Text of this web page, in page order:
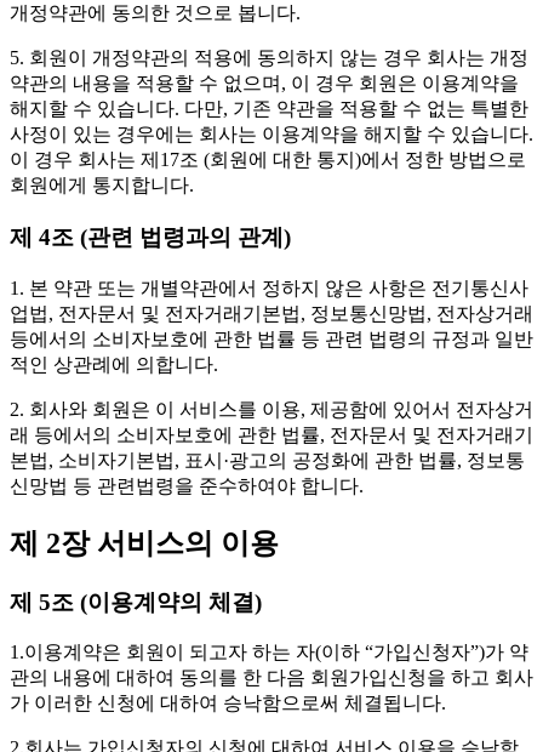
개정약관에 동의한 것으로 봅니다.
5. 회원이 개정약관의 적용에 동의하지 않는 경우 회사는 개정
약관의 내용을 적용할 수 없으며, 이 경우 회원은 이용계약을
해지할 수 있습니다. 다만, 기존 약관을 적용할 수 없는 특별한
사정이 있는 경우에는 회사는 이용계약을 해지할 수 있습니다.
이 경우 회사는 제17조 (회원에 대한 통지)에서 정한 방법으로
회원에게 통지합니다.
제 4조 (관련 법령과의 관계)
1. 본 약관 또는 개별약관에서 정하지 않은 사항은 전기통신사
업법, 전자문서 및 전자거래기본법, 정보통신망법, 전자상거래
등에서의 소비자보호에 관한 법률 등 관련 법령의 규정과 일반
적인 상관례에 의합니다.
2. 회사와 회원은 이 서비스를 이용, 제공함에 있어서 전자상거
래 등에서의 소비자보호에 관한 법률, 전자문서 및 전자거래기
본법, 소비자기본법, 표시·광고의 공정화에 관한 법률, 정보통
신망법 등 관련법령을 준수하여야 합니다.
제 2장 서비스의 이용
제 5조 (이용계약의 체결)
1.이용계약은 회원이 되고자 하는 자(이하 “가입신청자”)가 약
관의 내용에 대하여 동의를 한 다음 회원가입신청을 하고 회사
가 이러한 신청에 대하여 승낙함으로써 체결됩니다.